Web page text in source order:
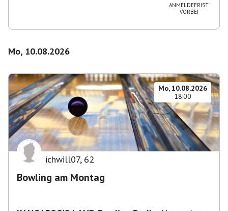
ANMELDEFRIST
VORBEI
Mo, 10.08.2026
Mo, 10.08.2026
18:00
ichwill07, 62
Bowling am Montag